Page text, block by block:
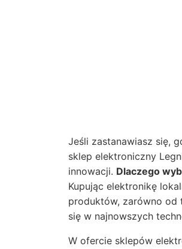
Jeśli zastanawiasz się,
sklep elektroniczny
innowacji. Dlaczego
Kupując elektronikę
produktów, zarówno od
się w najnowszych
W ofercie sklepów